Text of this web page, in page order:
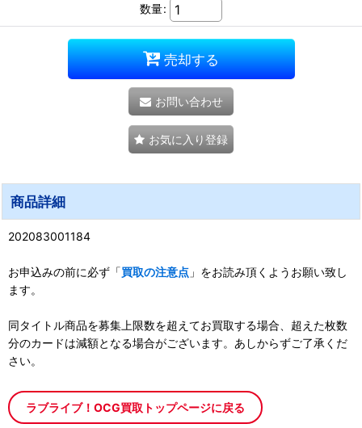
数量:
売却する
お問い合わせ
お気に入り登録
商品詳細
202083001184
お申込みの前に必ず「買取の注意点 」をお読み頂くようお願い致し
ます。
同タイトル商品を募集上限数を超えてお買取する場合、超えた枚数
分のカードは減額となる場合がございます。あしからずご了承くだ
さい。
ラブライブ！OCG買取トップページに戻る